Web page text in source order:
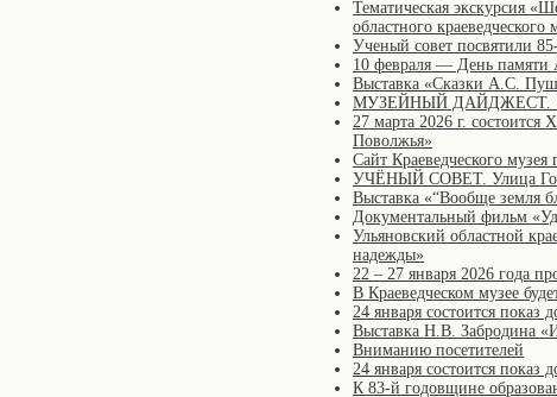
Тематическая экскурсия
областного краеведческого
Ученый совет посвятили
10 февраля — День
Выставка «Сказки А.С.
МУЗЕЙНЫЙ ДАЙДЖЕСТ.
27 марта 2026 г. состоится
Поволжья»
Сайт Краеведческого
УЧЁНЫЙ СОВЕТ. Улица
Выставка «“Вообще земля
Документальный фильм
Ульяновский областной
надежды»
22 – 27 января 2026 года
В Краеведческом музее
24 января состоится
Выставка Н.В. Забродина
Вниманию посетителей
24 января состоится показ
К 83-й годовщине